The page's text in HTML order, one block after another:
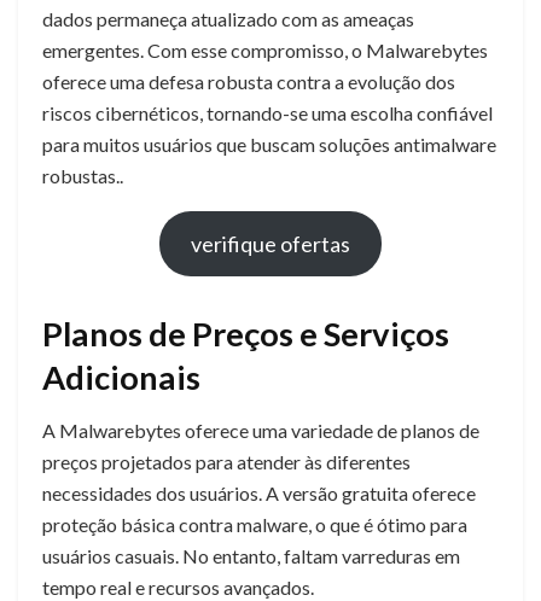
dados permaneça atualizado com as ameaças
emergentes. Com esse compromisso, o Malwarebytes
oferece uma defesa robusta contra a evolução dos
riscos cibernéticos, tornando-se uma escolha confiável
para muitos usuários que buscam soluções antimalware
robustas..
verifique ofertas
Planos de Preços e Serviços
Adicionais
A Malwarebytes oferece uma variedade de planos de
preços projetados para atender às diferentes
necessidades dos usuários. A versão gratuita oferece
proteção básica contra malware, o que é ótimo para
usuários casuais. No entanto, faltam varreduras em
tempo real e recursos avançados.